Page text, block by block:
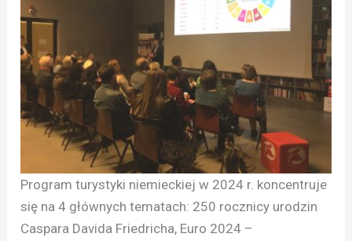
Program turystyki niemieckiej w 2024 r. koncentruje
się na 4 głównych tematach: 250 rocznicy urodzin
Caspara Davida Friedricha, Euro 2024 –